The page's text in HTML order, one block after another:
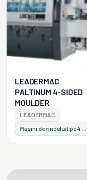
LEADERMAC
PALTINUM 4-SIDED
MOULDER
LEADERMAC